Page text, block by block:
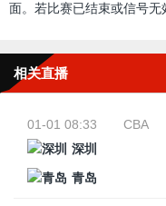
面。若比赛已结束或信号无
相关直播
01-01 08:33
CBA
深圳
青岛